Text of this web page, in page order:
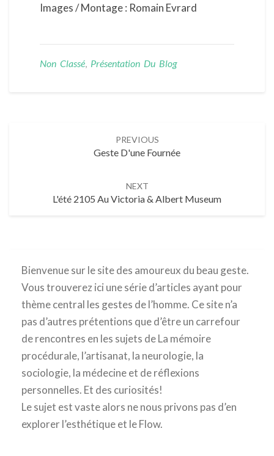
Images / Montage : Romain Evrard
Non Classé, Présentation Du Blog
PREVIOUS
Geste D'une Fournée
NEXT
L'été 2105 Au Victoria & Albert Museum
Bienvenue sur le site des amoureux du beau geste.
Vous trouverez ici une série d’articles ayant pour
thème central les gestes de l’homme. Ce site n’a
pas d’autres prétentions que d’être un carrefour
de rencontres en les sujets de La mémoire
procédurale, l’artisanat, la neurologie, la
sociologie, la médecine et de réflexions
personnelles. Et des curiosités!
Le sujet est vaste alors ne nous privons pas d’en
explorer l’esthétique et le Flow.